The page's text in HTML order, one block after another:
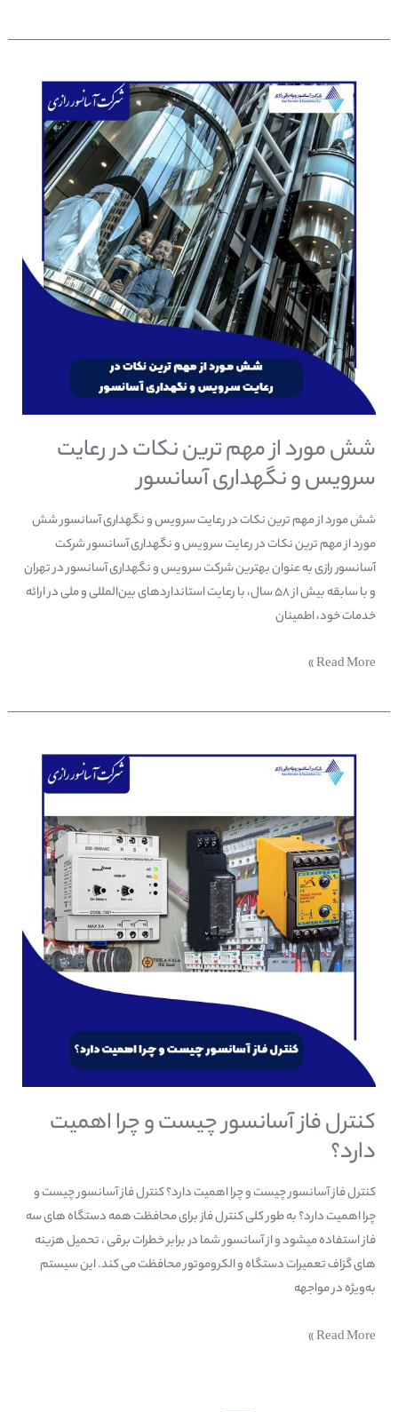
شش مورد از مهم ترین نکات در رعایت
سرویس و نگهداری آسانسور
شش مورد از مهم ترین نکات در رعایت سرویس و نگهداری آسانسور شش
مورد از مهم ترین نکات در رعایت سرویس و نگهداری آسانسور شرکت
آسانسور رازی به عنوان بهترین شرکت‌ سرویس و نگهداری آسانسور در تهران
و با سابقه بیش از ۵۸ سال، با رعایت استانداردهای بین‌المللی و ملی در ارائه
خدمات خود، اطمینان
مورد
مهم
ترین
نکات
رعایت
سرویس
نگهداری
آسانسور
Read More »
کنترل فاز آسانسور چیست و چرا اهمیت
دارد؟
کنترل فاز آسانسور چیست و چرا اهمیت دارد؟ کنترل فاز آسانسور چیست و
چرا اهمیت دارد؟ به طور کلی کنترل فاز برای محافظت همه دستگاه های سه
فاز استفاده میشود و از آسانسور شما در برابر خطرات برقی ، تحمیل هزینه
های گزاف تعمیرات دستگاه و الکروموتور محافظت می کند. این سیستم
به‌ویژه در مواجهه
آسانسور
چیست
اهمیت
دارد؟
Read More »